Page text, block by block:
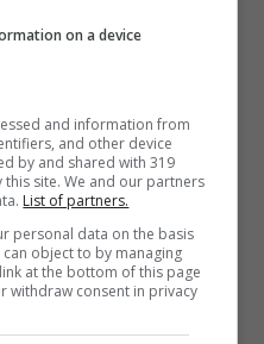
una versione
per i selfie, ma non
ottica attiva, la
Full HD e ISO
on a device
and information from
and other device
by and shared with 319
site. We and our partners
List of partners.
personal data on the basis
object to by managing
at the bottom of this page
withdraw consent in privacy